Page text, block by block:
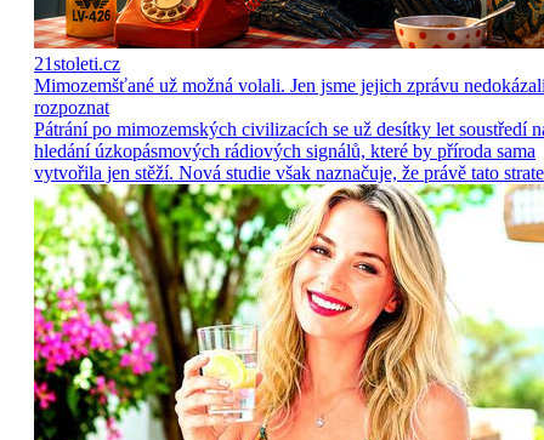
21stoleti.cz
Mimozemšťané už možná volali. Jen jsme jejich zprávu
rozpoznat
Pátrání po mimozemských civilizacích se už desítky let soustředí
hledání úzkopásmových rádiových signálů, které by příroda sama
vytvořila jen stěží. Nová studie však naznačuje, že právě tato strate